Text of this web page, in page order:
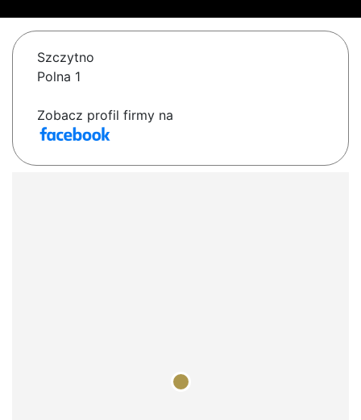
Szczytno
Polna 1
Zobacz profil firmy na